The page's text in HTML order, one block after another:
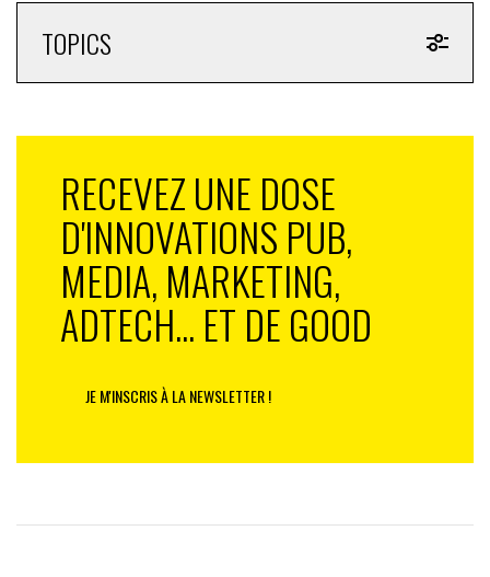
TOPICS
RECEVEZ UNE DOSE
D'INNOVATIONS PUB,
MEDIA, MARKETING,
ADTECH... ET DE GOOD
JE M'INSCRIS À LA NEWSLETTER !